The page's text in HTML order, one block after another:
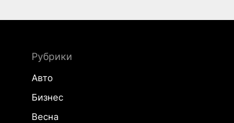
Рубрики
Авто
Бизнес
Весна